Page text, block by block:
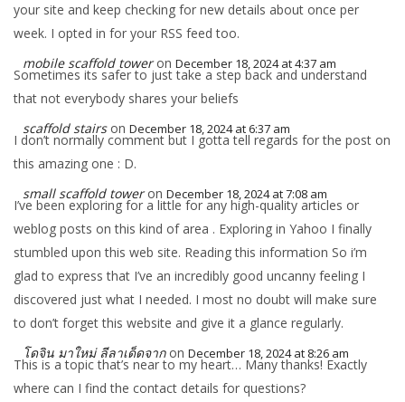
your site and keep checking for new details about once per
week. I opted in for your RSS feed too.
mobile scaffold tower on December 18, 2024 at 4:37 am
Sometimes its safer to just take a step back and understand
that not everybody shares your beliefs
scaffold stairs on December 18, 2024 at 6:37 am
I don’t normally comment but I gotta tell regards for the post on
this amazing one : D.
small scaffold tower on December 18, 2024 at 7:08 am
I’ve been exploring for a little for any high-quality articles or
weblog posts on this kind of area . Exploring in Yahoo I finally
stumbled upon this web site. Reading this information So i’m
glad to express that I’ve an incredibly good uncanny feeling I
discovered just what I needed. I most no doubt will make sure
to don’t forget this website and give it a glance regularly.
โดจิน มาใหม่ ลีลาเด็ดจาก on December 18, 2024 at 8:26 am
This is a topic that’s near to my heart… Many thanks! Exactly
where can I find the contact details for questions?